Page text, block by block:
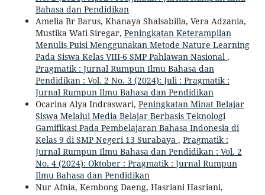
Bahasa dan Pendidikan
Amelia Br Barus, Khanaya Shalsabilla, Vera Adzania,
Mustika Wati Siregar, Peningkatan Keterampilan
Menulis Puisi Menggunakan Metode Nature Learning
Pada Siswa Kelas VIII-6 SMP Pahlawan Nasional ,
Pragmatik : Jurnal Rumpun Ilmu Bahasa dan
Pendidikan : Vol. 2 No. 3 (2024): Juli : Pragmatik :
Jurnal Rumpun Ilmu Bahasa dan Pendidikan
Ocarina Alya Indraswari, Peningkatan Minat Belajar
Siswa Melalui Media Belajar Berbasis Teknologi
Gamifikasi Pada Pembelajaran Bahasa Indonesia di
Kelas 9 di SMP Negeri 13 Surabaya , Pragmatik :
Jurnal Rumpun Ilmu Bahasa dan Pendidikan : Vol. 2
No. 4 (2024): Oktober : Pragmatik : Jurnal Rumpun
Ilmu Bahasa dan Pendidikan
Nur Afnia, Kembong Daeng, Hasriani Hasriani,